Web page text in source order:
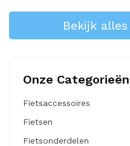
Bekijk
Onze Categorieën
Fietsaccessoires
Fietsen
Fietsonderdelen